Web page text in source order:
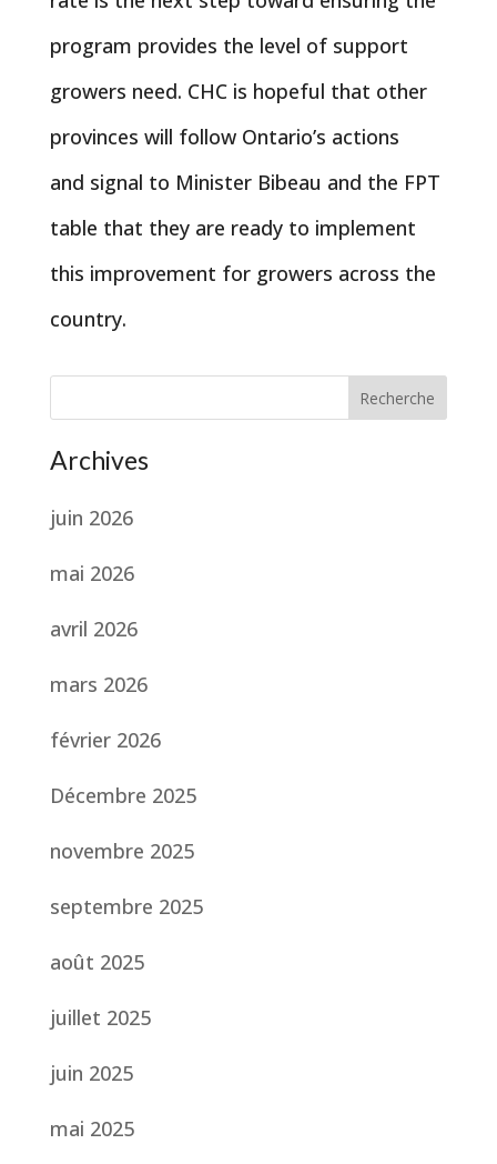
program provides the level of support
growers need. CHC is hopeful that other
provinces will follow Ontario’s actions
and signal to Minister Bibeau and the FPT
table that they are ready to implement
this improvement for growers across the
country.
Recherche
Archives
juin 2026
mai 2026
avril 2026
mars 2026
février 2026
Décembre 2025
novembre 2025
septembre 2025
août 2025
juillet 2025
juin 2025
mai 2025